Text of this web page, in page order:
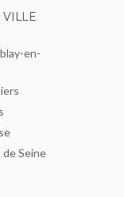
VILLE
en-
Seine